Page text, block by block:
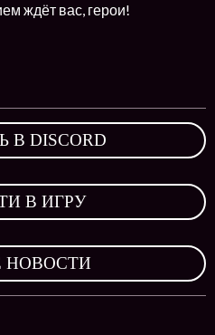
ждёт вас, герои!
В DISCORD
В ИГРУ
НОВОСТИ